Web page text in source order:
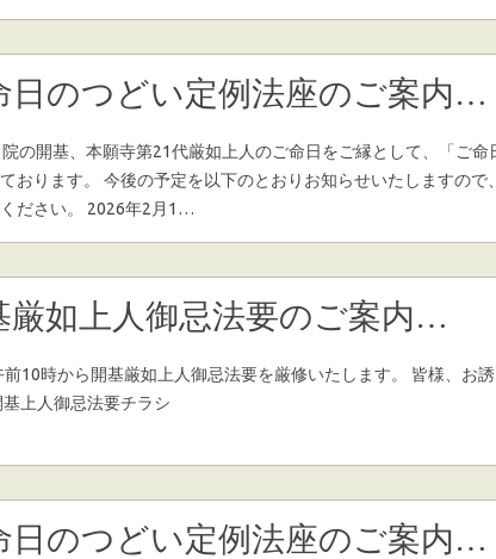
日のつどい定例法座のご案内…
の開基、本願寺第21代厳如上人のご命日をご縁として、「ご命
おります。 今後の予定を以下のとおりお知らせいたしますので
ださい。 2026年2月1…
厳如上人御忌法要のご案内…
前10時から開基厳如上人御忌法要を厳修いたします。 皆様、お
基上人御忌法要チラシ
日のつどい定例法座のご案内…